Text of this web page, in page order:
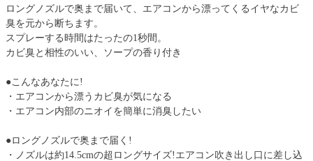
ロングノズルで奥まで届いて、エアコンから漂ってくるイヤなカビ
臭を元から断ちます。
スプレーする時間はたったの1秒間。
カビ臭と相性のいい、ソープの香り付き
●こんなあなたに!
・エアコンから漂うカビ臭が気になる
・エアコン内部のニオイを簡単に消臭したい
●ロングノズルで奥まで届く!
・ノズルは約14.5cmの超ロングサイズ!エアコン吹き出し口に差し込